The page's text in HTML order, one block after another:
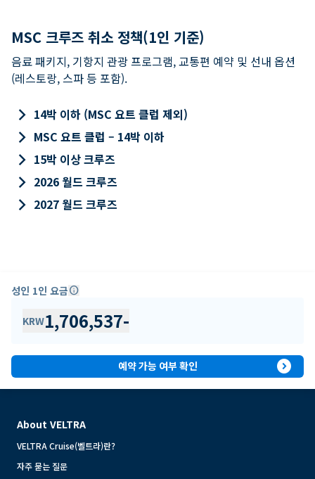
MSC 크루즈 취소 정책(1인 기준)
음료 패키지, 기항지 관광 프로그램, 교통편 예약 및 선내 옵션
(레스토랑, 스파 등 포함).
keyboard_arrow_right 14박 이하 (MSC 요트 클럽 제외)
keyboard_arrow_right MSC 요트 클럽 – 14박 이하
keyboard_arrow_right 15박 이상 크루즈
keyboard_arrow_right 2026 월드 크루즈
keyboard_arrow_right 2027 월드 크루즈
성인 1인 요금info
KRW1,706,537-
예약 가능 여부 확인 expand_circle_right
About VELTRA
VELTRA Cruise(벨트라)란?
자주 묻는 질문